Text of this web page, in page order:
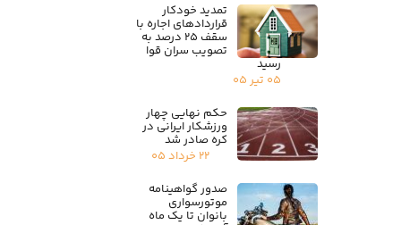
تمدید خودکار
قراردادهای اجاره با
سقف ۲۵ درصد به
تصویب سران قوا
رسید
۰۵ تیر ۰۵
حکم نهایی چهار
ورزشکار ایرانی در
کره صادر شد
۲۲ خرداد ۰۵
صدور گواهینامه
موتورسواری
بانوان تا یک ماه